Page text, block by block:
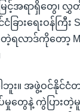
ြင့်အရာရှိတွေ၊
ြားရေးဝန်ကြီး
လာဒ်ကိုတော့
ဘူး။ အဖွဲ့ဝင်နိုင်ငံ
မှုတွေနဲ့ ကွဲပြားတဲ့